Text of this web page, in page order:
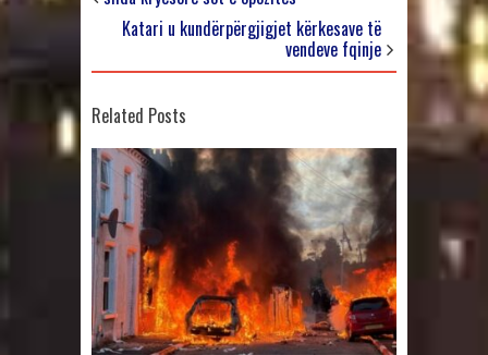
Katari u kundërpërgjigjet kërkesave të
vendeve fqinje
Related Posts